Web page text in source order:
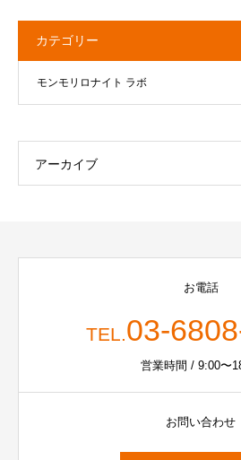
カテゴリー
モンモリロナイト ラボ
アーカイブ
お電話
TEL.03-
営業時間 / 9:00〜
お問い合わせ